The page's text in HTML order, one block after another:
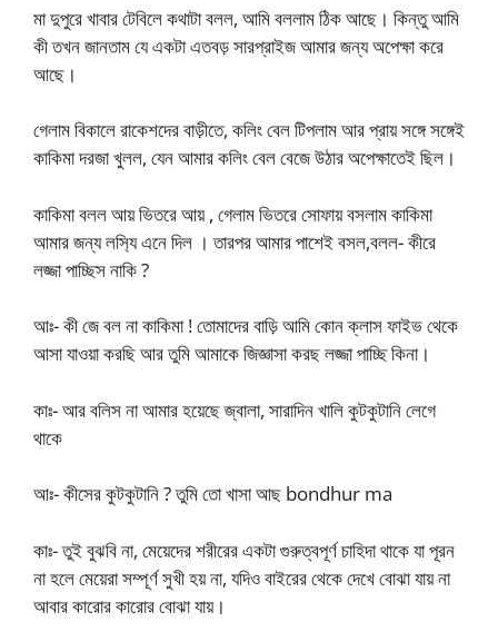
মা দুপুরে খাবার টেবিলে কথাটা বলল, আমি বললাম ঠিক আছে। কিন্তু আমি
কী তখন জানতাম যে একটা এতবড় সারপ্রাইজ আমার জন্য অপেক্ষা করে
আছে।
গেলাম বিকালে রাকেশদের বাড়ীতে, কলিং বেল টিপলাম আর প্রায় সঙ্গে সঙ্গেই
কাকিমা দরজা খুলল, যেন আমার কলিং বেল বেজে উঠার অপেক্ষাতেই ছিল।
কাকিমা বলল আয় ভিতরে আয় , গেলাম ভিতরে সোফায় বসলাম কাকিমা
আমার জন্য লস‍্যি এনে দিল । তারপর আমার পাশেই বসল,বলল- কীরে
লজ্জা পাচ্ছিস নাকি ?
আঃ- কী জে বল না কাকিমা ! তোমাদের বাড়ি আমি কোন ক্লাস ফাইভ থেকে
আসা যাওয়া করছি আর তুমি আমাকে জিজ্ঞাসা করছ লজ্জা পাচ্ছি কিনা।
কাঃ- আর বলিস না আমার হয়েছে জ্বালা, সারাদিন খালি কুটকুটানি লেগে
থাকে
আঃ- কীসের কুটকুটানি ? তুমি তো খাসা আছ bondhur ma
কাঃ- তুই বুঝবি না, মেয়েদের শরীরের একটা গুরুত্বপূর্ণ চাহিদা থাকে যা পূরন
না হলে মেয়েরা সম্পূর্ণ সুখী হয় না, যদিও বাইরের থেকে দেখে বোঝা যায় না
আবার কারোর কারোর বোঝা যায়।